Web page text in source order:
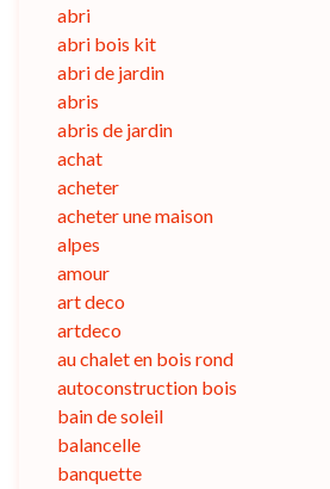
abri
abri bois kit
abri de jardin
abris
abris de jardin
achat
acheter
acheter une maison
alpes
amour
art deco
artdeco
au chalet en bois rond
autoconstruction bois
bain de soleil
balancelle
banquette